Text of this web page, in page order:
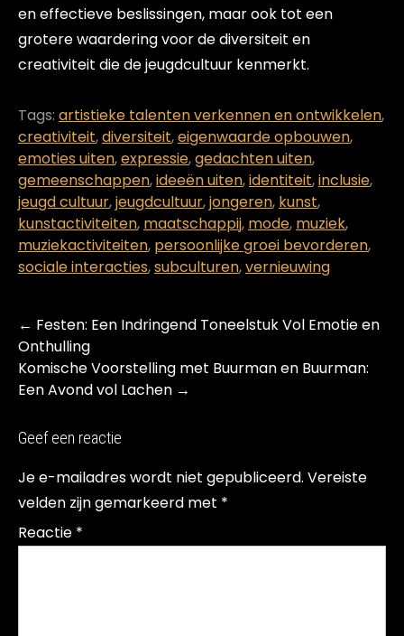
en effectieve beslissingen, maar ook tot een
grotere waardering voor de diversiteit en
creativiteit die de jeugdcultuur kenmerkt.
Tags: artistieke talenten verkennen en ontwikkelen,
creativiteit,diversiteit,eigenwaarde opbouwen,
emoties uiten,expressie,gedachten uiten,
gemeenschappen,ideeën uiten,identiteit,inclusie,
jeugd cultuur,jeugdcultuur,jongeren, kunst,
kunstactiviteiten, maatschappij, mode, muziek,
muziekactiviteiten, persoonlijke groei bevorderen,
sociale interacties,subculturen,vernieuwing
Post
navigation
← Festen: Een Indringend Toneelstuk Vol Emotie en
Onthulling
Komische Voorstelling met Buurman en Buurman:
Een Avond vol Lachen →
Geef een reactie
Je e-mailadres wordt niet gepubliceerd. Vereiste
velden zijn gemarkeerd met *
Reactie *